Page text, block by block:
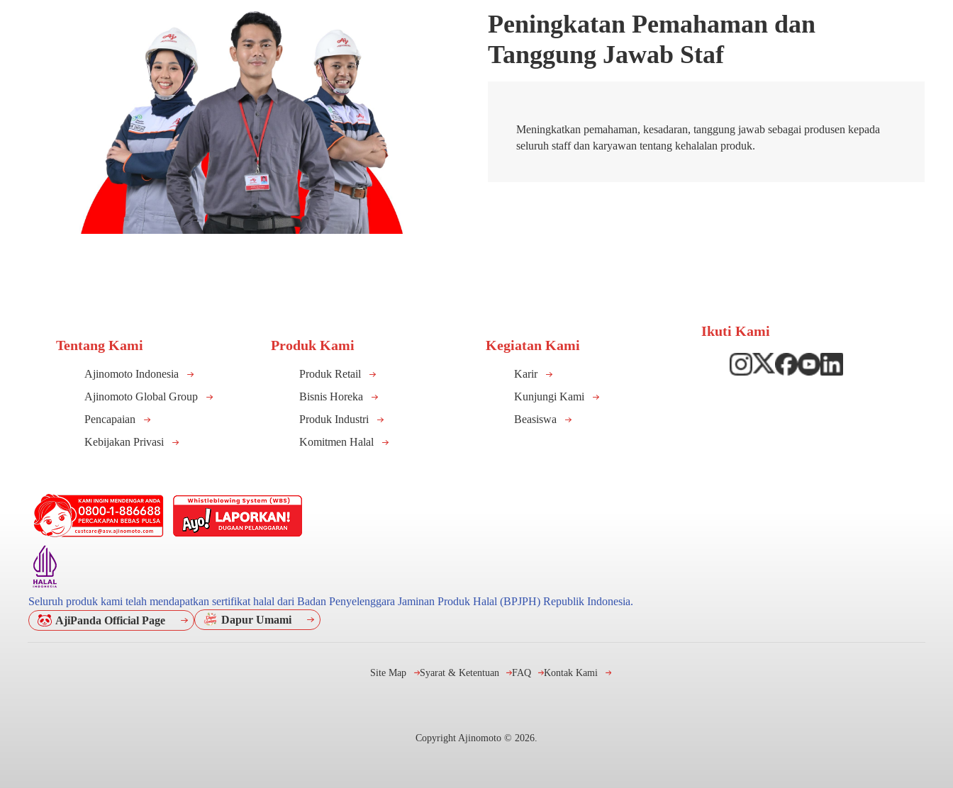
Peningkatan Pemahaman dan
Tanggung Jawab Staf
Meningkatkan pemahaman, kesadaran, tanggung jawab sebagai produsen kepada
seluruh staff dan karyawan tentang kehalalan produk.
Tentang Kami
Ajinomoto Indonesia
Ajinomoto Global Group
Pencapaian
Kebijakan Privasi
Produk Kami
Produk Retail
Bisnis Horeka
Produk Industri
Komitmen Halal
Kegiatan Kami
Karir
Kunjungi Kami
Beasiswa
Ikuti Kami
Seluruh produk kami telah mendapatkan sertifikat halal dari Badan Penyelenggara Jaminan Produk Halal (BPJPH) Republik Indonesia.
AjiPanda Official Page
Dapur Umami
Site Map Syarat & Ketentuan FAQ Kontak Kami
Copyright Ajinomoto © 2026.